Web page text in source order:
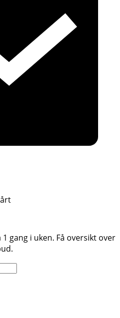
gang i uken. Få oversikt over